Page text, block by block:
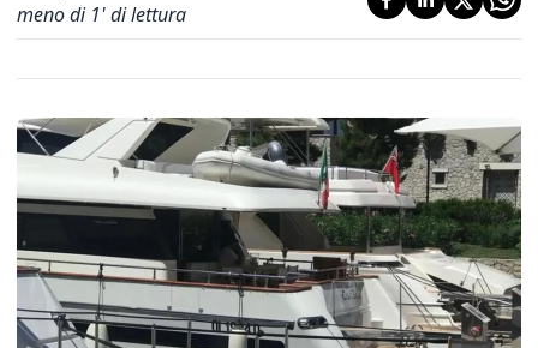
meno di 1' di lettura